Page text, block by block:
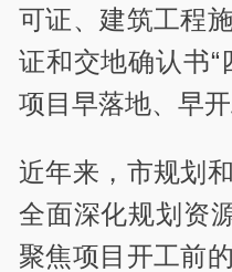
可证、建筑工程
证和交地确认书“
项目早落地、早开
近年来，市规划
全面深化规划资
聚焦项目开工前